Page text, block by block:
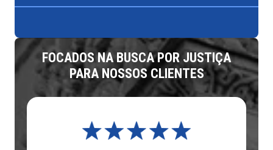
FOCADOS NA BUSCA POR JUSTIÇA
PARA NOSSOS CLIENTES